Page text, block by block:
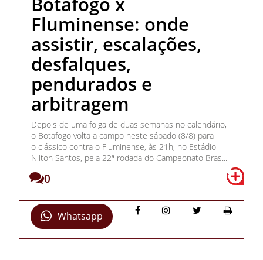
Fluminense: onde
assistir, escalações,
desfalques,
pendurados e
arbitragem
Depois de uma folga de duas semanas no calendário,
o Botafogo volta a campo neste sábado (8/8) para
o clássico contra o Fluminense, às 21h, no Estádio
Nilton Santos, pela 22ª rodada do Campeonato Bras...
0
Whatsapp